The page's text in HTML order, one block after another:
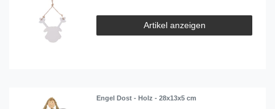
Artikel anzeigen
Engel Dost - Holz - 28x13x5 cm